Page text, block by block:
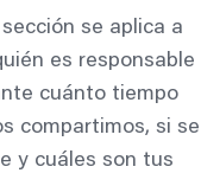
se aplica a
es responsable
cuánto tiempo
compartimos, si se
y cuáles son tus